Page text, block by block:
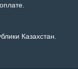
Казахстан.